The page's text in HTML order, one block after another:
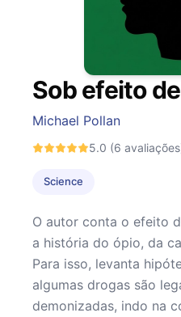
Sob efeito
Michael Pollan
5.0 (6
Science
O autor conta o efeito
a história do ópio, da
Para isso, levanta
algumas drogas são
demonizadas, indo na